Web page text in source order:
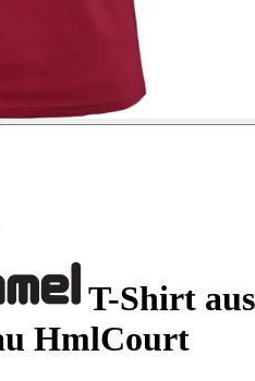
T-Shirt aus
HmlCourt